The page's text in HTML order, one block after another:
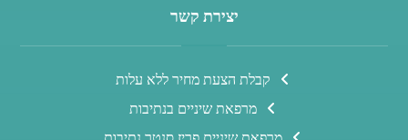
יצירת קשר
קבלת הצעת מחיר ללא עלות
מרפאת שיניים בנתיבות